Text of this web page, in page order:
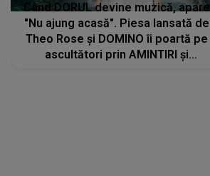
Când DORUL devine muzică, apare
"Nu ajung acasă". Piesa lansată de
Theo Rose și DOMINO îi poartă pe
ascultători prin AMINTIRI și